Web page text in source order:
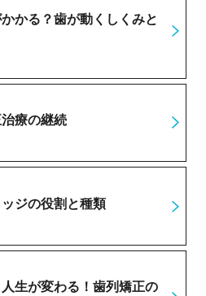
かる？歯が動くしくみと
療の継続
ジの役割と種類
生が変わる！歯列矯正の